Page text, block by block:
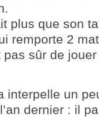
plus que son
remporte 2
pas sûr de
interpelle un
dernier : il